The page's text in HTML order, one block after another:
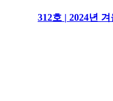
312호 | 2024년